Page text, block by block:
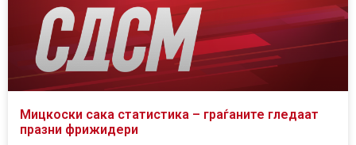
Мицкоски сака статистика – граѓаните гледаат
празни фрижидери